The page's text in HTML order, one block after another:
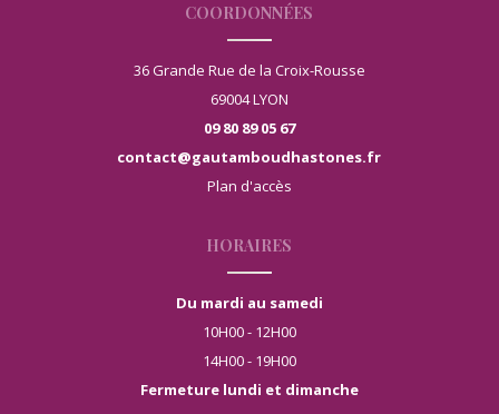
COORDONNÉES
36 Grande Rue de la Croix-Rousse
69004 LYON
09 80 89 05 67
contact@gautamboudhastones.fr
Plan d'accès
HORAIRES
Du mardi au samedi
10H00 - 12H00
14H00 - 19H00
Fermeture lundi et dimanche